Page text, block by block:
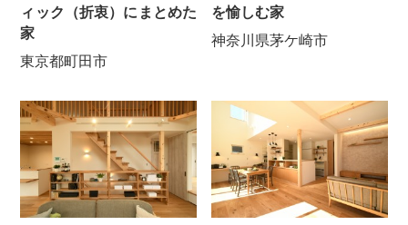
ィック（折衷）にまとめた
家
東京都町田市
を愉しむ家
神奈川県茅ケ崎市